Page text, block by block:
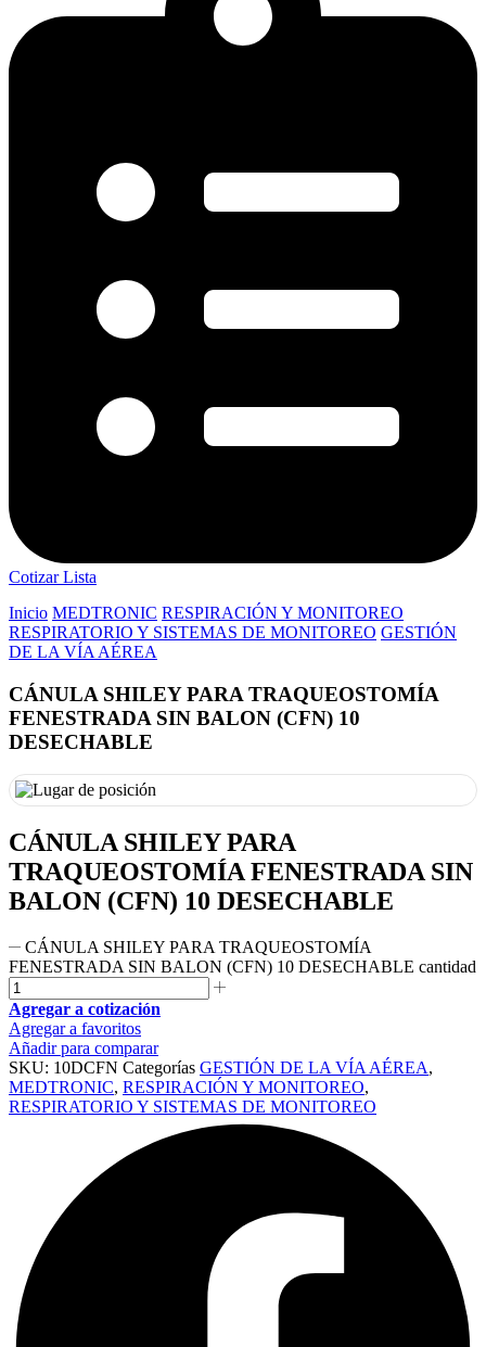
Cotizar Lista
Inicio MEDTRONIC RESPIRACIÓN Y MONITOREO
RESPIRATORIO Y SISTEMAS DE MONITOREO GESTIÓN
DE LA VÍA AÉREA
CÁNULA SHILEY PARA TRAQUEOSTOMÍA
FENESTRADA SIN BALON (CFN) 10
DESECHABLE
CÁNULA SHILEY PARA
TRAQUEOSTOMÍA FENESTRADA SIN
BALON (CFN) 10 DESECHABLE
CÁNULA SHILEY PARA TRAQUEOSTOMÍA
FENESTRADA SIN BALON (CFN) 10 DESECHABLE cantidad
Agregar a cotización
Agregar a favoritos
Añadir para comparar
SKU: 10DCFN Categorías GESTIÓN DE LA VÍA AÉREA,
MEDTRONIC, RESPIRACIÓN Y MONITOREO,
RESPIRATORIO Y SISTEMAS DE MONITOREO